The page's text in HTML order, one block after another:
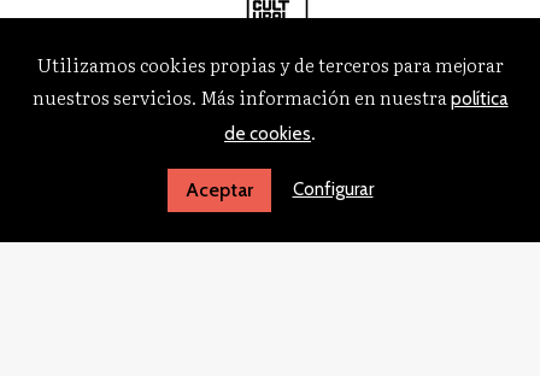
Utilizamos cookies propias y de terceros para mejorar
nuestros servicios. Más información en nuestrapolítica
de cookies.
Aceptar Configurar